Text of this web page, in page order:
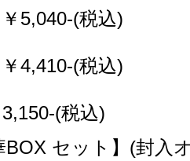
5,040-(税込)
4,410-(税込)
(税込)
BOX セット】(封入